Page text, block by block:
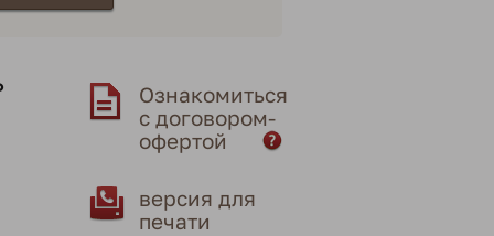
Ознакомиться
с договором-
офертой
версия для
печати